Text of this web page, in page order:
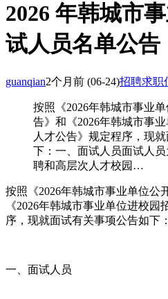
2026 年韩城市
试人员名单公告
guanqian2个月前 (06-24)招聘求职
按照《2026年韩城市事业
告》和《2026年韩城市事
人才公告》规定程序，现
下：一、面试人员面试人
聘和高层次人才校园…
按照《2026年韩城市事业单位公
《2026年韩城市事业单位进校
序，现就面试有关事项公告如下：
一、面试人员